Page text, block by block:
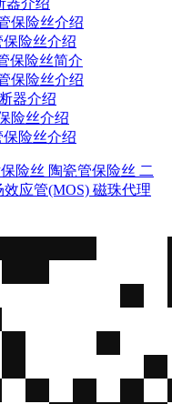
保险丝介绍
保险丝介绍
保险丝简介
保险丝介绍
器介绍
险丝介绍
保险丝介绍
险丝 陶瓷管保险丝 二
效应管(MOS) 磁珠代理